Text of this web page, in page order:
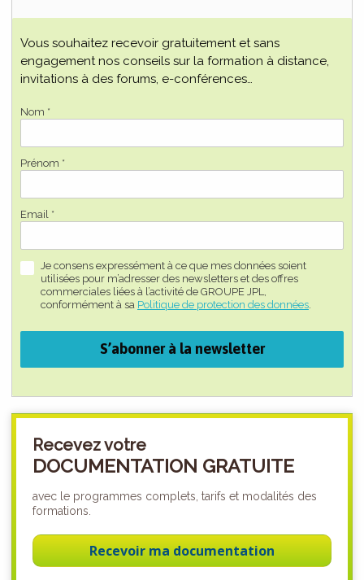
Vous souhaitez recevoir gratuitement et sans
engagement nos conseils sur la formation à distance,
invitations à des forums, e-conférences…
Nom *
Prénom *
Email *
Je consens expressément à ce que mes données soient
utilisées pour m’adresser des newsletters et des offres
commerciales liées à l’activité de GROUPE JPL,
conformément à sa Politique de protection des données
S’abonner à la newsletter
Recevez votre
DOCUMENTATION GRATUITE
avec le programmes complets, tarifs et modalités des
formations.
Recevoir ma documentation